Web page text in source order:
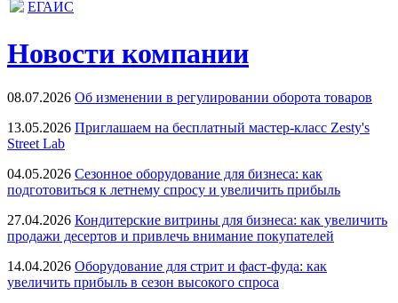
ЕГАИС
Новости компании
08.07.2026 Об изменении в регулировании оборота товаров
13.05.2026 Приглашаем на бесплатный мастер-класс Zesty's
Street Lab
04.05.2026 Сезонное оборудование для бизнеса: как
подготовиться к летнему спросу и увеличить прибыль
27.04.2026 Кондитерские витрины для бизнеса: как увеличить
продажи десертов и привлечь внимание покупателей
14.04.2026 Оборудование для стрит и фаст-фуда: как
увеличить прибыль в сезон высокого спроса